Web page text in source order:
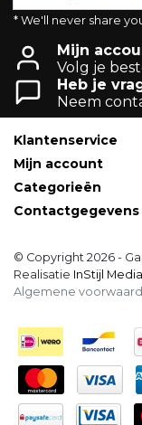
* We'll never share
Mijn
Volg je
Heb je
Neem
Klantenservice
Mijn account
Categorieën
Contactgegevens
© Copyright 2026 -
Realisatie InStijl Media
Algemene